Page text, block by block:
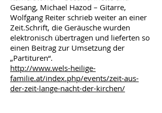
Gesang, Michael Hazod – Gitarre,
Wolfgang Reiter schrieb weiter an einer
Zeit.Schrift, die Geräusche wurden
elektronisch übertragen und lieferten so
einen Beitrag zur Umsetzung der
„Partituren“.
http://www.wels-heilige-
familie.at/index.php/events/zeit-aus-
der-zeit-lange-nacht-der-kirchen/